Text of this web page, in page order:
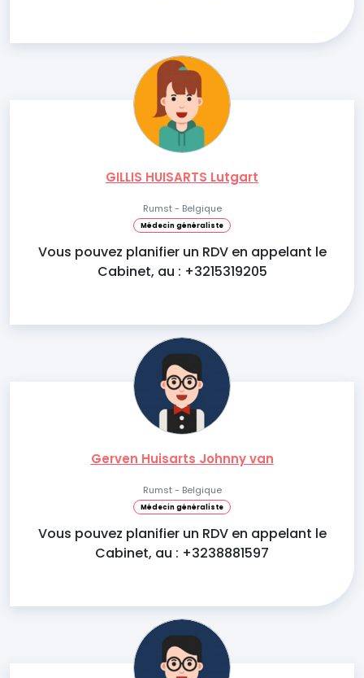
GILLIS HUISARTS Lutgart
Rumst - Belgique
Médecin généraliste
Vous pouvez planifier un RDV en appelant le
Cabinet, au : +3215319205
Gerven Huisarts Johnny van
Rumst - Belgique
Médecin généraliste
Vous pouvez planifier un RDV en appelant le
Cabinet, au : +3238881597